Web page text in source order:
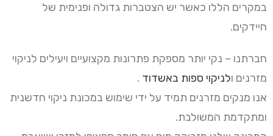
במקרים הללו כאשר יש הצטברות גדולה ופנימית של
חיידקים.
חברתנו – נקי יותר מספקת פתרונות מקצועיים ויעילים לניקוי
מזרנים ולניקוי ספות באשדוד .
אנו מנקים מזרנים תמיד על ידי שימוש במכונת ניקוי חדשנית
ומתקדמת המשולבת.